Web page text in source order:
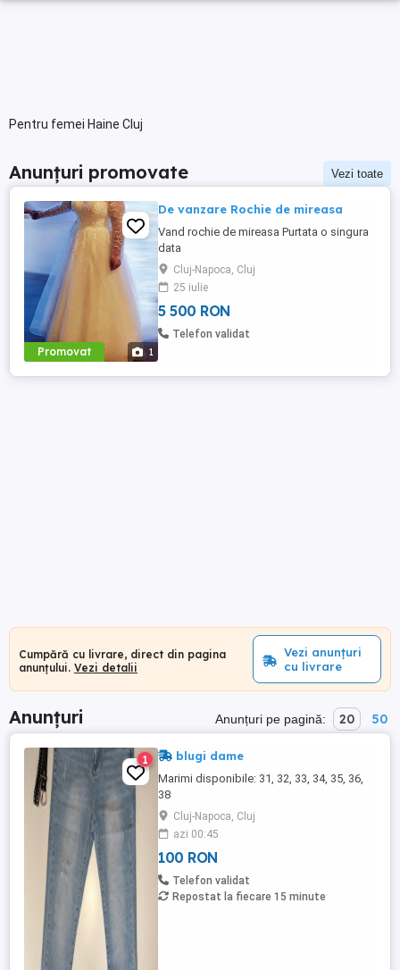
Pentru femei Haine Cluj
Anunțuri promovate Vezi toate
Promovat 1
De vanzare Rochie de mireasa
Vand rochie de mireasa Purtata o singura
data
Cluj-Napoca, Cluj
25 iulie
5 500 RON
Telefon validat
Cumpără cu livrare, direct din pagina
anunțului. Vezi detalii
Vezi anunțuri
cu livrare
Anunțuri Anunțuri pe pagină: 20 50
1 blugi dame
Marimi disponibile: 31, 32, 33, 34, 35, 36,
38
Cluj-Napoca, Cluj
azi 00:45
100 RON
Telefon validat
Repostat la fiecare 15 minute